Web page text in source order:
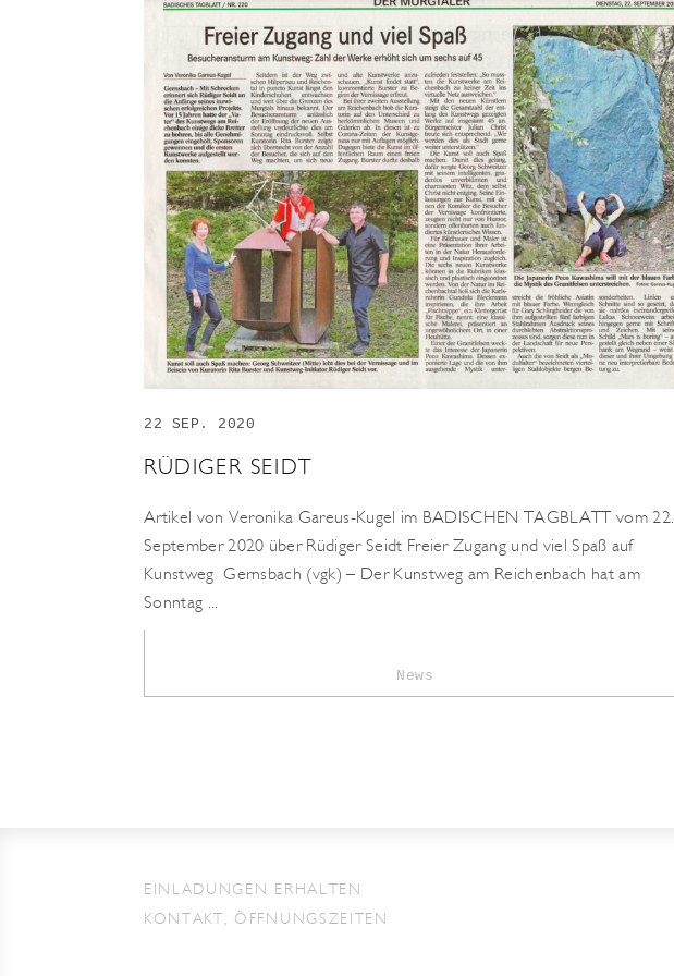
22 SEP. 2020
RÜDIGER SEIDT
Artikel von Veronika Gareus-Kugel im BADISCHEN TAGBLATT vom 22.
September 2020 über Rüdiger Seidt Freier Zugang und viel Spaß auf
Kunstweg Gernsbach (vgk) – Der Kunstweg am Reichenbach hat am
Sonntag ...
News
EINLADUNGEN ERHALTEN
KONTAKT, ÖFFNUNGSZEITEN